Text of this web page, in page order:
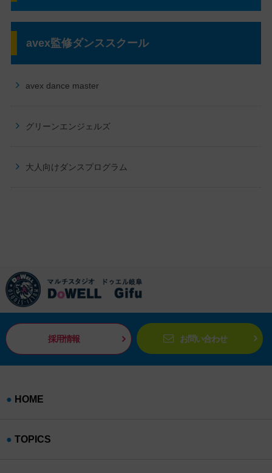
avex監修ダンススクール
avex dance master
グリーンエンジェルズ
大人向けダンスプログラム
採用情報 お問い合わせ
HOME
TOPICS